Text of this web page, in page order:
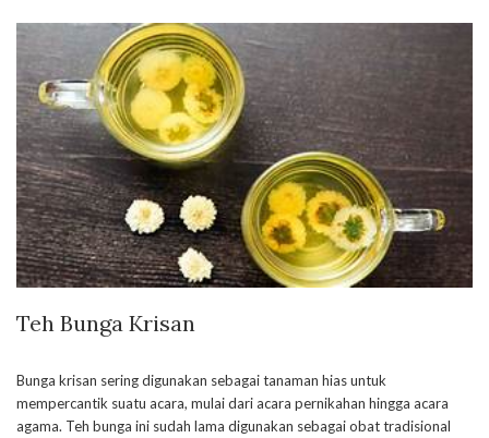
Teh Bunga Krisan
Bunga krisan sering digunakan sebagai tanaman hias untuk
mempercantik suatu acara, mulai dari acara pernikahan hingga acara
agama. Teh bunga ini sudah lama digunakan sebagai obat tradisional